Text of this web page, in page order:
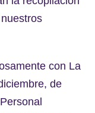
con La
de